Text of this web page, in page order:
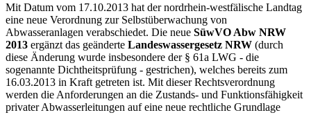
Mit Datum vom 17.10.2013 hat der nordrhein-westfälische Landtag
eine neue Verordnung zur Selbstüberwachung von
Abwasseranlagen verabschiedet. Die neue SüwVO Abw NRW
2013 ergänzt das geänderte Landeswassergesetz NRW (durch
diese Änderung wurde insbesondere der § 61a LWG - die
sogenannte Dichtheitsprüfung - gestrichen), welches bereits zum
16.03.2013 in Kraft getreten ist. Mit dieser Rechtsverordnung
werden die Anforderungen an die Zustands- und Funktionsfähigkeit
privater Abwasserleitungen auf eine neue rechtliche Grundlage